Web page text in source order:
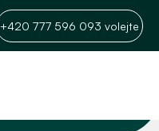
+420 777 596 093 volejte